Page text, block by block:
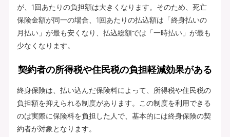
が、1回あたりの負担額は大きくなります。そのため、死亡
保険金額が同一の場合、1回あたりの払込額は「終身払いの
月払い」が最も安くなり、払込総額では「一時払い」が最も
少なくなります。
契約者の所得税や住民税の負担軽減効果がある
終身保険は、払い込んだ保険料によって、所得税や住民税の
負担額を抑えられる制度があります。この制度を利用できる
のは実際に保険料を負担した人で、基本的には終身保険の契
約者が対象となります。